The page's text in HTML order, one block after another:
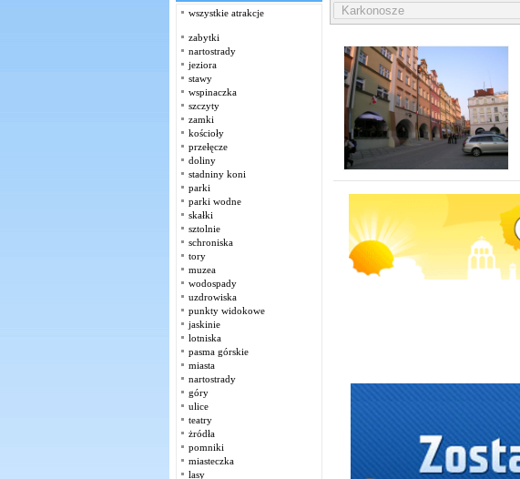
wszystkie atrakcje
zabytki
nartostrady
jeziora
stawy
wspinaczka
szczyty
zamki
kościoły
przełęcze
doliny
stadniny koni
parki
parki wodne
skałki
sztolnie
schroniska
tory
muzea
wodospady
uzdrowiska
punkty widokowe
jaskinie
lotniska
pasma górskie
miasta
nartostrady
góry
ulice
teatry
żródła
pomniki
miasteczka
lasy